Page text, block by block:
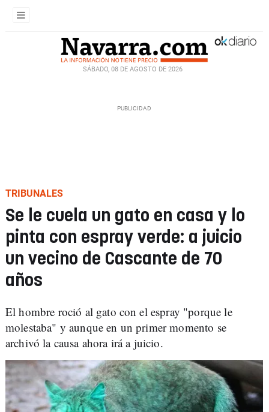
SÁBADO, 08 DE AGOSTO DE 2026
TRIBUNALES
Se le cuela un gato en casa y lo
pinta con espray verde: a juicio
un vecino de Cascante de 70
años
El hombre roció al gato con el espray "porque le
molestaba" y aunque en un primer momento se
archivó la causa ahora irá a juicio.